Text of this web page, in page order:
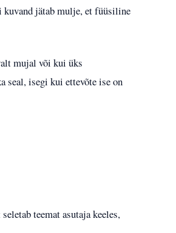
jätab mulje, et füüsiline
mujal või kui üks
seal, isegi kui ettevõte ise on
teemat asutaja keeles,